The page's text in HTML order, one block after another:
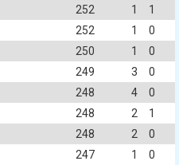
252 1
1
252 1
0
250 1
0
249 3
0
248 4
0
248 2
1
248 2
0
247 1
0